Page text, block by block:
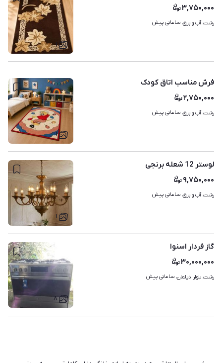
۱
۳,۷۵۰,۰۰۰
رشت، آب و برق، ساعاتی پیش
۱
فرش مناسب اتاق کودک
۲,۷۵۰,۰۰۰
رشت، آب و برق، ساعاتی پیش
۱
لوستر 12 شعله برنجی
۹,۷۵۰,۰۰۰
رشت، آب و برق، ساعاتی پیش
۸
گاز فردار اسنوا
۳۰,۰۰۰,۰۰۰
رشت، بلوار دیلمان، ساعاتی پیش